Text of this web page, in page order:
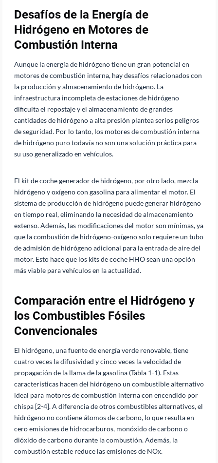
Desafíos de la Energía de
Hidrógeno en Motores de
Combustión Interna
Aunque la energía de hidrógeno tiene un gran potencial en
motores de combustión interna, hay desafíos relacionados con
la producción y almacenamiento de hidrógeno. La
infraestructura incompleta de estaciones de hidrógeno
dificulta el repostaje y el almacenamiento de grandes
cantidades de hidrógeno a alta presión plantea serios peligros
de seguridad. Por lo tanto, los motores de combustión interna
de hidrógeno puro todavía no son una solución práctica para
su uso generalizado en vehículos.
El kit de coche generador de hidrógeno, por otro lado, mezcla
hidrógeno y oxígeno con gasolina para alimentar el motor. El
sistema de producción de hidrógeno puede generar hidrógeno
en tiempo real, eliminando la necesidad de almacenamiento
extenso. Además, las modificaciones del motor son mínimas, ya
que la combustión de hidrógeno-oxígeno solo requiere un tubo
de admisión de hidrógeno adicional para la entrada de aire del
motor. Esto hace que los kits de coche HHO sean una opción
más viable para vehículos en la actualidad.
Comparación entre el Hidrógeno y
los Combustibles Fósiles
Convencionales
El hidrógeno, una fuente de energía verde renovable, tiene
cuatro veces la difusividad y cinco veces la velocidad de
propagación de la llama de la gasolina (Tabla 1-1). Estas
características hacen del hidrógeno un combustible alternativo
ideal para motores de combustión interna con encendido por
chispa [2-4]. A diferencia de otros combustibles alternativos, el
hidrógeno no contiene átomos de carbono, lo que resulta en
cero emisiones de hidrocarburos, monóxido de carbono o
dióxido de carbono durante la combustión. Además, la
combustión estable reduce las emisiones de NOx.